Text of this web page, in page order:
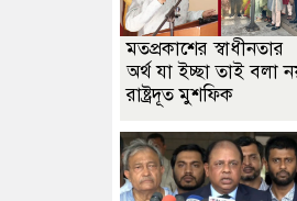
মতপ্রকাশের স্বাধীনতার
অর্থ যা ইচ্ছা তাই বলা
রাষ্ট্রদূত মুশফিক